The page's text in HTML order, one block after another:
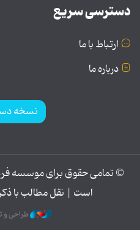
دسترسی سریع
ارتباط با ما
درباره ما
نسخه
© تمامی حقوق برای موسسه
است | نقل مطالب با
طراحی و